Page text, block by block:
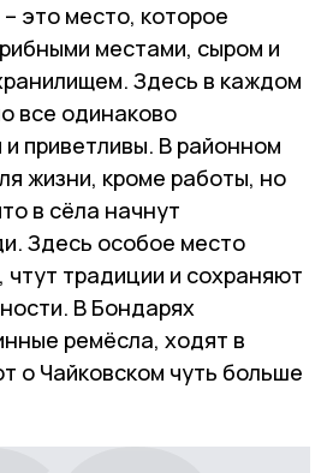
это место, которое
местами, сыром и
Здесь в каждом
все одинаково
приветливы. В районном
жизни, кроме работы, но
в сёла начнут
Здесь особое место
чтут традиции и сохраняют
В Бондарях
ремёсла, ходят в
о Чайковском чуть больше